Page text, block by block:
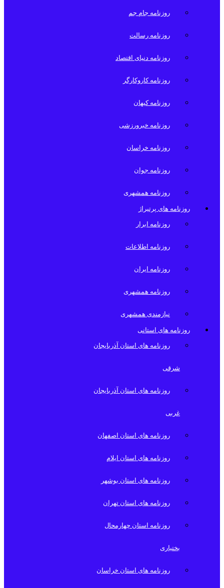
روزنامه جام جم
روزنامه رسالت
روزنامه دنیای اقتصاد
روزنامه کاروکارگر
روزنامه کیهان
روزنامه خبرورزشی
روزنامه خراسان
روزنامه جوان
روزنامه همشهری
روزنامه های پرتیراژ
روزنامه ابرار
روزنامه اطلاعات
روزنامه ایران
روزنامه همشهری
نیازمندی همشهری
روزنامه های استانی
روزنامه های استان آذربایجان
شرقی
روزنامه های استان آذربایجان
غربی
روزنامه های استان اصفهان
روزنامه های استان ایلام
روزنامه های استان بوشهر
روزنامه های استان تهران
روزنامه استان چهارمحال
بختیاری
روزنامه های استان خراسان